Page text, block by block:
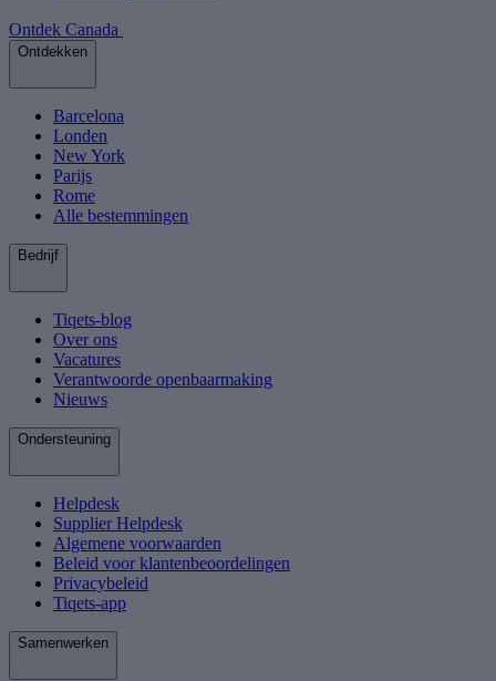
Ontdek Canada
Ontdekken
Barcelona
Londen
New York
Parijs
Rome
Alle bestemmingen
Bedrijf
Tiqets-blog
Over ons
Vacatures
Verantwoorde openbaarmaking
Nieuws
Ondersteuning
Helpdesk
Supplier Helpdesk
Algemene voorwaarden
Beleid voor klantenbeoordelingen
Privacybeleid
Tiqets-app
Samenwerken